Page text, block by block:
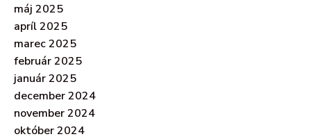
máj 2025
apríl 2025
marec 2025
február 2025
január 2025
december 2024
november 2024
október 2024